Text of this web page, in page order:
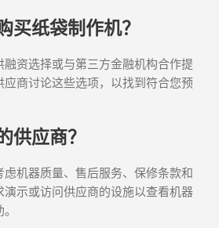
买纸袋制作机？
融资选择或与第三方金融机构合作提
商讨论这些选项，以找到符合您预
供应商？
机器质量、售后服务、保修条款和
演示或访问供应商的设施以查看机器